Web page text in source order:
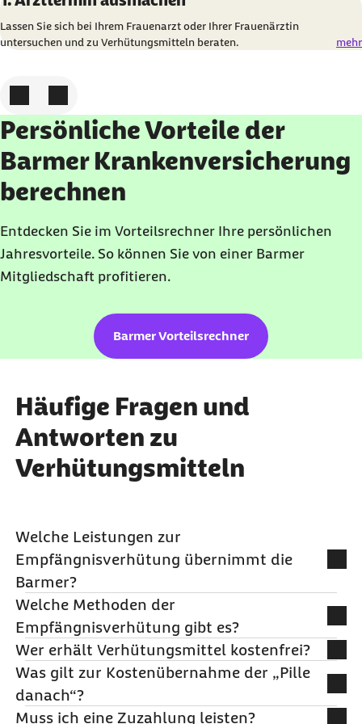
Lassen Sie sich bei Ihrem Frauenarzt oder Ihrer Frauenärztin
untersuchen und zu Verhütungsmitteln beraten.
mehr
Persönliche Vorteile der
Barmer Krankenversicherung
berechnen
Entdecken Sie im Vorteilsrechner Ihre persönlichen
Jahresvorteile. So können Sie von einer Barmer
Mitgliedschaft profitieren.
Barmer Vorteilsrechner
Häufige Fragen und
Antworten zu
Verhütungsmitteln
Welche Leistungen zur
Empfängnisverhütung übernimmt die
Barmer?
Die Barmer übernimmt 100 % der Kosten für die
ärztliche Beratung und Untersuchung zur
Empfängnisverhütung über Ihre Gesundheitskarte.
Sie müssen hierfür keine zusätzliche Beantragung
vornehmen.
Welche Methoden der
Empfängnisverhütung gibt es?
Es gibt verschiedene Methoden zur Empfängnisverhütung:
Hormonelle Methoden, z. B. Pille
(Kombinations- oder Minipille),
Wer erhält Verhütungsmittel kostenfrei?
Viele verschreibungspflichtige Verhütungsmittel
(z. B. Pille, hormonhaltige Verhütungspflaster,
Spiralen) übernimmt die Barmer kostenfrei für
Was gilt zur Kostenübernahme der „Pille
danach“?
Versicherte unter 22 Jahren erhalten die „Pille
Muss ich eine Zuzahlung leisten?